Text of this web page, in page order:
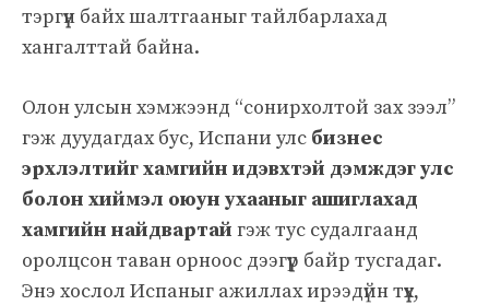
тэргүүн байх шалтгааныг тайлбарлахад
хангалттай байна.
Олон улсын хэмжээнд “сонирхолтой зах зээл”
гэж дуудагдах бус, Испани улс бизнес
эрхлэлтийг хамгийн идэвхтэй дэмждэг улс
болон хиймэл оюун ухааныг ашиглахад
хамгийн найдвартай гэж тус судалгаанд
оролцсон таван орноос дээгүүр байр тусгадаг.
Энэ хослол Испаныг ажиллах ирээдүйн түүх,